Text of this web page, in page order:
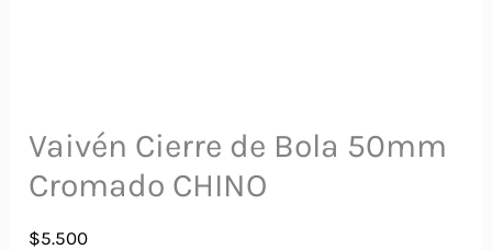
Vaivén Cierre de Bola 50mm
Cromado CHINO
$5.500